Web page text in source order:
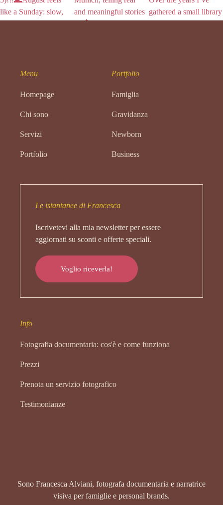
Menu
Homepage
Chi sono
Servizi
Portfolio
Portfolio
Famiglia
Gravidanza
Newborn
Business
Le istantanee di Francesca
Iscrivetevi alla mia newsletter per essere
aggiornati su sconti e offerte speciali.
Voglio riceverla!
Info
Fotografia documentaria: cos'è e come funziona
Prezzi
Prenota un servizio fotografico
Testimonianze
Sono Francesca Alviani, fotografa documentaria e narratrice
visiva per famiglie e personal brands.